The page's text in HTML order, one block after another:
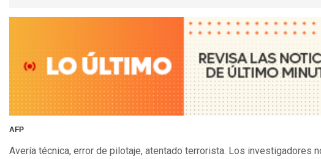
AFP
Avería técnica, error de pilotaje, atentado terrorista. Los investigadores